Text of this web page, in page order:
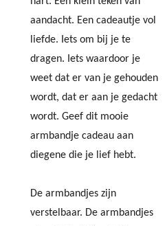
aandacht. Een cadeautje vol
liefde. Iets om bij je te
dragen. Iets waardoor je
weet dat er van je gehouden
wordt, dat er aan je gedacht
wordt. Geef dit mooie
armbandje cadeau aan
diegene die je lief hebt.
De armbandjes zijn
verstelbaar. De armbandjes